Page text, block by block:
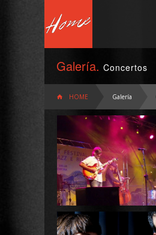
Galería. Concertos
HOME Galería